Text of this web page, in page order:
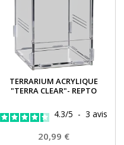
TERRARIUM ACRYLIQUE
"TERRA CLEAR"- REPTO
4.3/5 - 3 avis
Prix
20,99 €